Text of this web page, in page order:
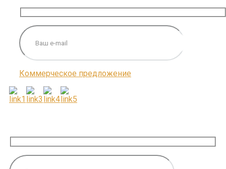
Коммерческое предложение